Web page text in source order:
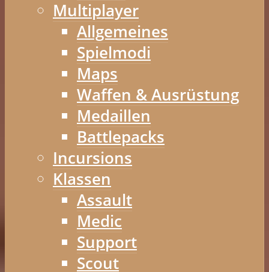
Multiplayer
Allgemeines
Spielmodi
Maps
Waffen & Ausrüstung
Medaillen
Battlepacks
Incursions
Klassen
Assault
Medic
Support
Scout